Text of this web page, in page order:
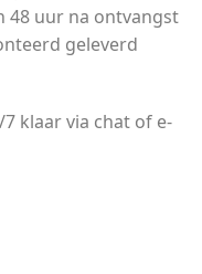
48 uur na ontvangst
geleverd
klaar via chat of e-